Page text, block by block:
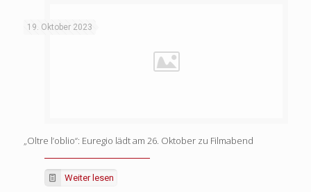
19. Oktober 2023
„Oltre l’oblio“: Euregio lädt am 26. Oktober zu Filmabend
Weiter lesen